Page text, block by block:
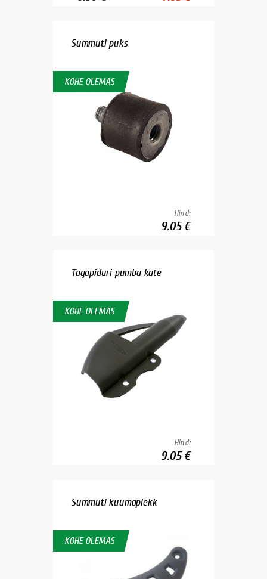
Summuti puks
KOHE OLEMAS
Hind:
9.05 €
Tagapiduri pumba kate
KOHE OLEMAS
Hind:
9.05 €
Summuti kuumaplekk
KOHE OLEMAS